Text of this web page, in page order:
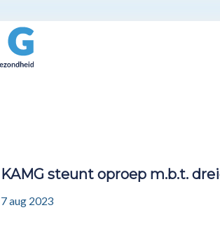
KAMG steunt oproep m.b.t.
7 aug 2023